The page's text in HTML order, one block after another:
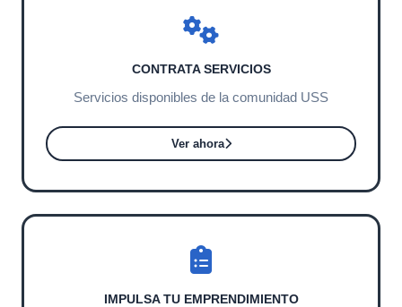
CONTRATA SERVICIOS
Servicios disponibles de la comunidad USS
Ver ahora
IMPULSA TU EMPRENDIMIENTO